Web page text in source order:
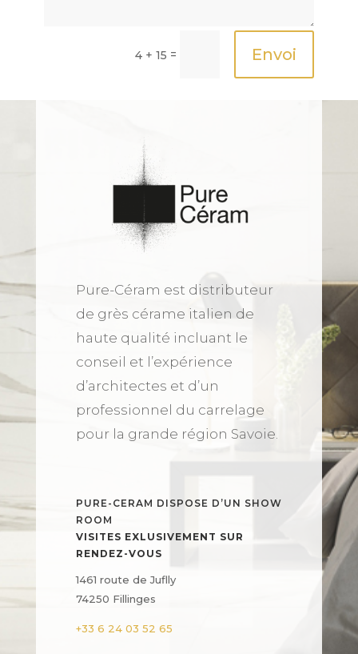
4 + 15 = Envoi
Pure-Céram est distributeur
de grès cérame italien de
haute qualité incluant le
conseil et l’expérience
d’architectes et d’un
professionnel du carrelage
pour la grande région Savoie.
PURE-CERAM DISPOSE D’UN SHOW
ROOM
VISITES EXLUSIVEMENT SUR
RENDEZ-VOUS
1461 route de Juflly
74250 Fillinges
+33 6 24 03 52 65